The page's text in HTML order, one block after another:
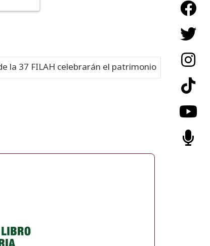
celebrarán el patrimonio cultural 06-